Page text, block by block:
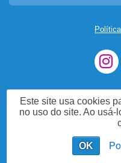
Este site usa cookies
no uso do site. Ao usá-
OK